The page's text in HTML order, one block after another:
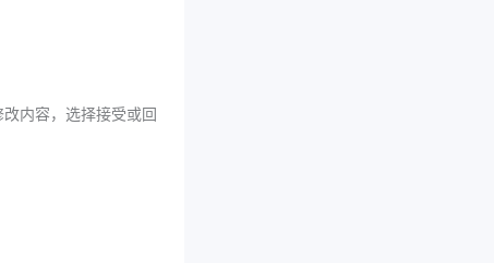
内容，选择接受或回